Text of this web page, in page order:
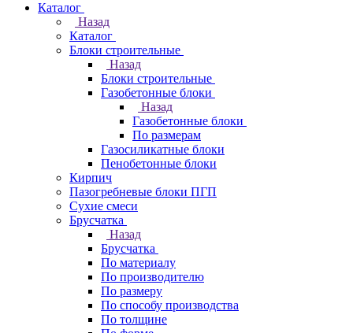
Каталог
Назад
Каталог
Блоки строительные
Назад
Блоки строительные
Газобетонные блоки
Назад
Газобетонные блоки
По размерам
Газосиликатные блоки
Пенобетонные блоки
Кирпич
Пазогребневые блоки ПГП
Сухие смеси
Брусчатка
Назад
Брусчатка
По материалу
По производителю
По размеру
По способу производства
По толщине